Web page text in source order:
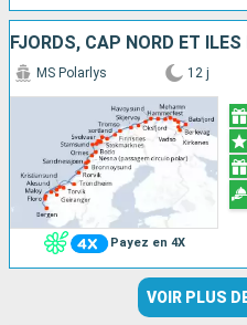
FJORDS, CAP NORD ET
Payez en 4X
MS Polarlys 12 j
VOIR PLUS